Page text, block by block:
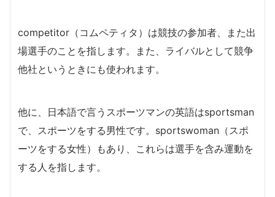
competitor（コムペティタ）は競技の参加者、また出
場選手のことを指します。また、ライバルとして競争
他社というときにも使われます。
他に、日本語で言うスポーツマンの英語はsportsman
で、スポーツをする男性です。sportswoman（スポ
ーツをする女性）もあり、これらは選手を含み運動を
する人を指します。